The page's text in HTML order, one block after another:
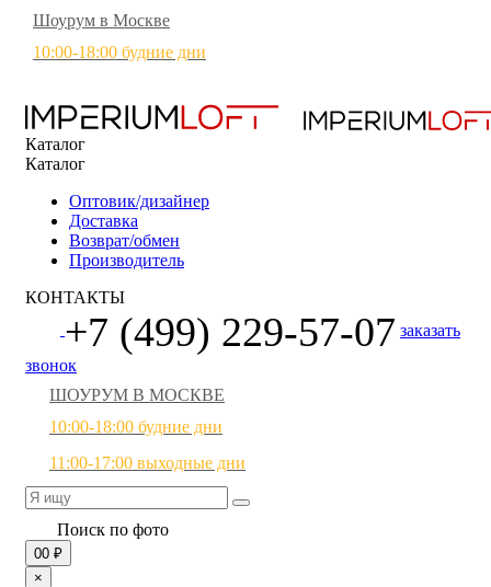
Шоурум в Москве
10:00-18:00 будние дни
Каталог
Каталог
Оптовик/дизайнер
Доставка
Возврат/обмен
Производитель
КОНТАКТЫ
+7 (499) 229-57-07 заказать
звонок
ШОУРУМ В МОСКВЕ
10:00-18:00 будние дни
11:00-17:00 выходные дни
Поиск по фото
00 ₽
×